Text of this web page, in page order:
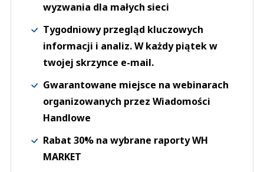
wyzwania dla małych sieci
Tygodniowy przegląd kluczowych
informacji i analiz. W każdy piątek w
twojej skrzynce e-mail.
Gwarantowane miejsce na webinarach
organizowanych przez Wiadomości
Handlowe
Rabat 30% na wybrane raporty WH
MARKET